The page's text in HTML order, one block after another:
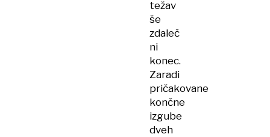
težav
še
zdaleč
ni
konec.
Zaradi
pričakovane
končne
izgube
dveh